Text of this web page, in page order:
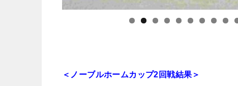
＜ノーブルホームカップ2回戦結果＞